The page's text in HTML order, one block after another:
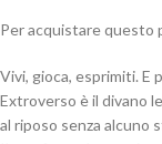
Per acquistare questo
Vivi, gioca, esprimiti. E
Extroverso è il divano
al riposo senza alcuno